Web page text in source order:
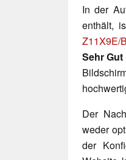
In der
enthält,
Z11X9E/B
Sehr Gut
Der
weder
der